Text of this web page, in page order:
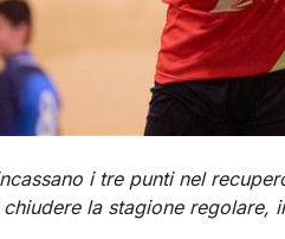
i tre punti nel
la stagione regolare,